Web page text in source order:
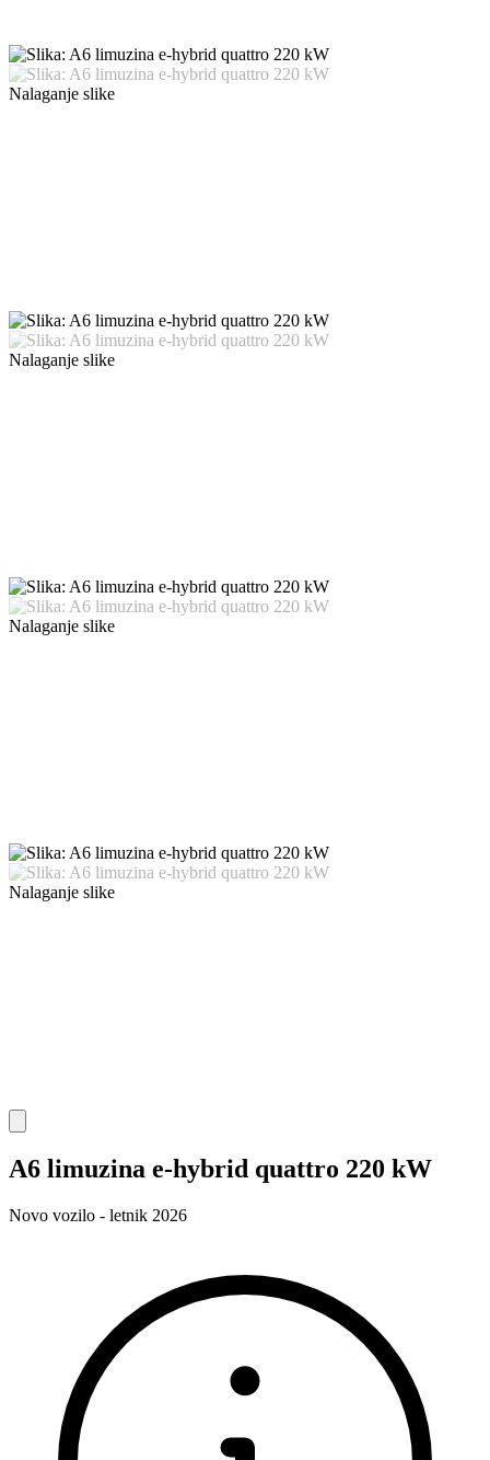
Nalaganje slike
Nalaganje slike
Nalaganje slike
Nalaganje slike
A6 limuzina e-hybrid quattro 220 kW
Novo vozilo - letnik 2026